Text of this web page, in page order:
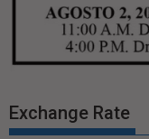
Exchange Rate